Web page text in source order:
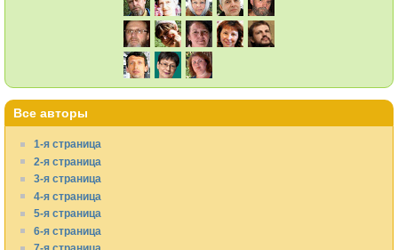
Все авторы
1-я страница
2-я страница
3-я страница
4-я страница
5-я страница
6-я страница